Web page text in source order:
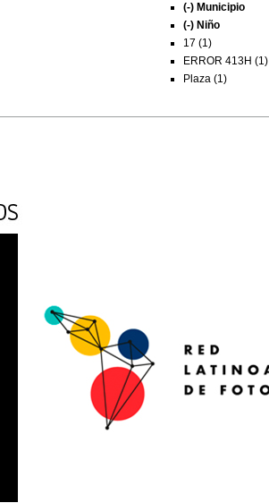
(-) Municipio
(-) Niño
17 (1)
ERROR 413H (1)
Plaza (1)